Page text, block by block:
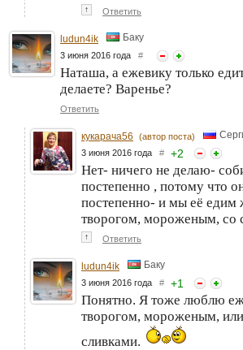
↑ Ответить
ludun4ik Баку
3 июня 2016 года #
Наташа, а ежевику только
делаете? Варенье?
Ответить
кукарача56 (автор поста)
3 июня 2016 года # +2
Нет- ничего не делаю-
постепенно , потому что
постепенно- и мы её едим
творогом, мороженым, со
↑ Ответить
ludun4ik Баку
3 июня 2016 года # +1
Понятно. Я тоже люблю
творогом, мороженым,
сливками.